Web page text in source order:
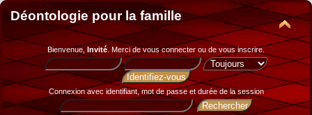
Déontologie pour la famille
Bienvenue, Invité. Merci devous connecter ou de vous inscrire.
Connexion avec identifiant, mot de passe et durée de la session